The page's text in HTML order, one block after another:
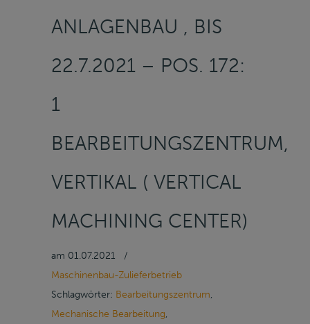
ANLAGENBAU , BIS
22.7.2021 – POS. 172:
1
BEARBEITUNGSZENTRUM,
VERTIKAL ( VERTICAL
MACHINING CENTER)
am 01.07.2021
/
Maschinenbau-Zulieferbetrieb
Schlagwörter: Bearbeitungszentrum,
Mechanische Bearbeitung,